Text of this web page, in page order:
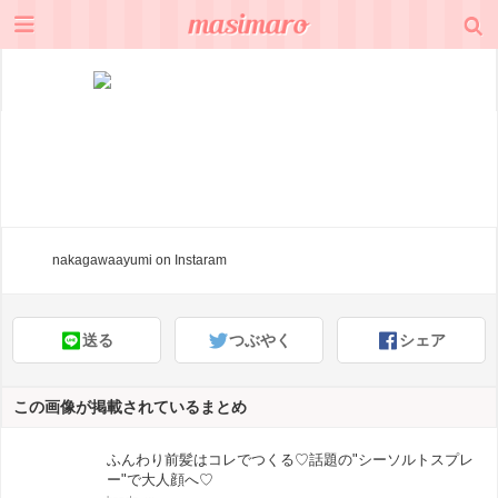
nakagawaayumi on Instaram
送る つぶやく シェア
この画像が掲載されているまとめ
ふんわり前髪はコレでつくる♡話題の"シーソルトスプレ
ー"で大人顔へ♡